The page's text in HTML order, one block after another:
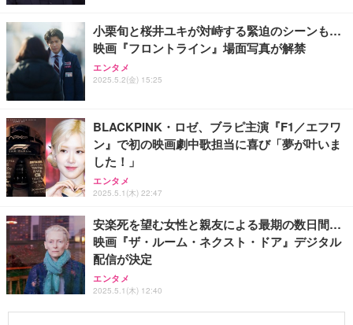
小栗旬と桜井ユキが対峙する緊迫のシーンも…
映画『フロントライン』場面写真が解禁
エンタメ
2025.5.2(金) 15:25
BLACKPINK・ロゼ、ブラピ主演『F1／エフワ
ン』で初の映画劇中歌担当に喜び「夢が叶いま
した！」
エンタメ
2025.5.1(木) 22:47
安楽死を望む女性と親友による最期の数日間…
映画『ザ・ルーム・ネクスト・ドア』デジタル
配信が決定
エンタメ
2025.5.1(木) 12:40